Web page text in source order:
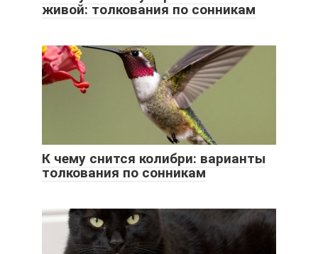
живой: толкования по сонникам
К чему снится колибри: варианты
толкования по сонникам